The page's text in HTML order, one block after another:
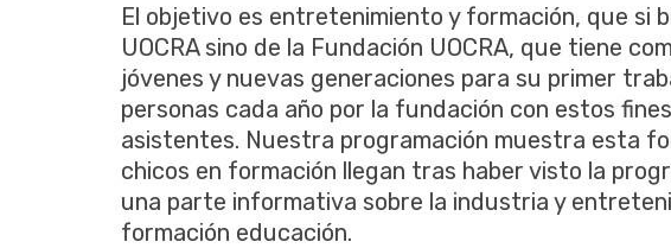
El objetivo es entretenimiento y formación, que si
UOCRA sino de la Fundación UOCRA, que tiene
jóvenes y nuevas generaciones para su primer
personas cada año por la fundación con estos
asistentes. Nuestra programación muestra esta
chicos en formación llegan tras haber visto la
una parte informativa sobre la industria y
formación educación.